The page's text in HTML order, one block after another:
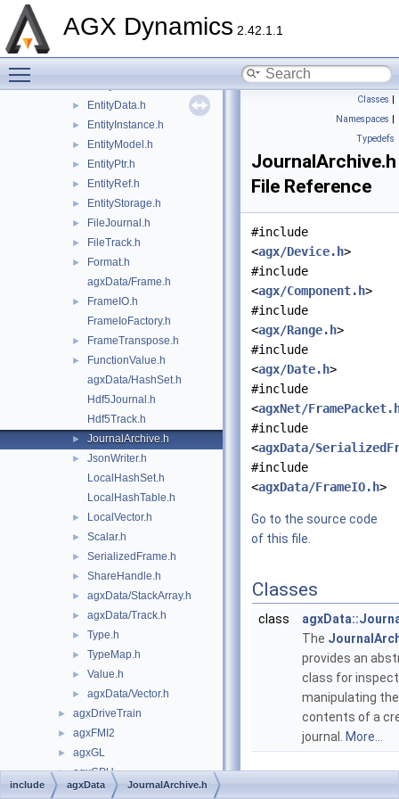
AGX Dynamics 2.42.1.1
► Condition.h
► EntityData.h
► EntityInstance.h
► EntityModel.h
► EntityPtr.h
► EntityRef.h
► EntityStorage.h
► FileJournal.h
► FileTrack.h
►
Format.h
agxData/Frame.h
►
FrameIO.h
FrameIoFactory.h
► FrameTranspose.h
►
FunctionValue.h
agxData/HashSet.h
Hdf5Journal.h
Hdf5Track.h
► JournalArchive.h
►
JsonWriter.h
LocalHashSet.h
LocalHashTable.h
► LocalVector.h
► Scalar.h
► SerializedFrame.h
► ShareHandle.h
► agxData/StackArray.h
► agxData/Track.h
► Type.h
► TypeMap.h
► Value.h
► agxData/Vector.h
► agxDriveTrain
► agxFMI2
► agxGL
► agxGPU
agxHydraulics
Classes |
Namespaces |
Typedefs
JournalArchive.h
File Reference
#include
<agx/Device.h>
#include
<agx/Component.h>
#include
<agx/Range.h>
#include
<agx/Date.h>
#include
<agxNet/
#include
<agxData/
#include
<agxData/FrameIO.h>
Go to the source code
of this file.
Classes
class
The
provides an
class for
manipulating the
contents of a
journal.
More...
Namespaces
include agxData JournalArchive.h